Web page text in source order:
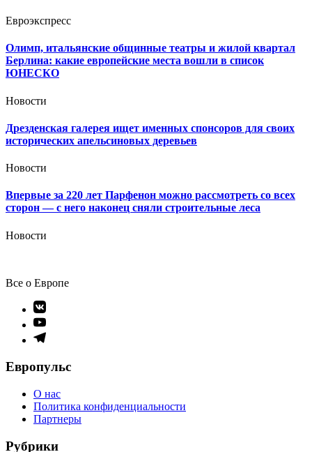
Евроэкспресс
Олимп, итальянские общинные театры и жилой квартал
Берлина: какие европейские места вошли в список
ЮНЕСКО
Новости
Дрезденская галерея ищет именных спонсоров для своих
исторических апельсиновых деревьев
Новости
Впервые за 220 лет Парфенон можно рассмотреть со всех
сторон — с него наконец сняли строительные леса
Новости
Все о Европе
Элемент
меню
Элемент
меню
Элемент
Европульс
О нас
Политика конфиденциальности
Партнеры
Рубрики